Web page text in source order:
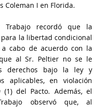
Coleman I en Florida.
Trabajo recordó que la
la libertad condicional
cabo de acuerdo con la
al Sr. Peltier no se le
derechos bajo la ley y
aplicables, en violación
del Pacto. Además, el
observó que, al